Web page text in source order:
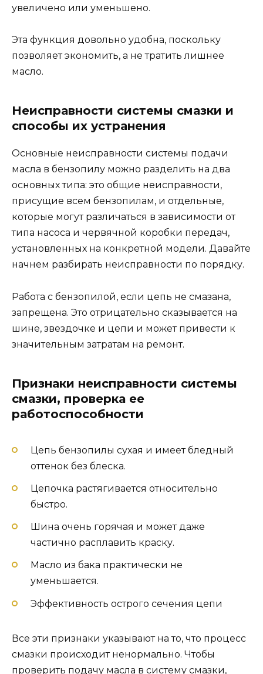
увеличено или уменьшено.
Эта функция довольно удобна, поскольку
позволяет экономить, а не тратить лишнее
масло.
Неисправности системы смазки и
способы их устранения
Основные неисправности системы подачи
масла в бензопилу можно разделить на два
основных типа: это общие неисправности,
присущие всем бензопилам, и отдельные,
которые могут различаться в зависимости от
типа насоса и червячной коробки передач,
установленных на конкретной модели. Давайте
начнем разбирать неисправности по порядку.
Работа с бензопилой, если цепь не смазана,
запрещена. Это отрицательно сказывается на
шине, звездочке и цепи и может привести к
значительным затратам на ремонт.
Признаки неисправности системы
смазки, проверка ее
работоспособности
Цепь бензопилы сухая и имеет бледный
оттенок без блеска.
Цепочка растягивается относительно
быстро.
Шина очень горячая и может даже
частично расплавить краску.
Масло из бака практически не
уменьшается.
Эффективность острого сечения цепи
Все эти признаки указывают на то, что процесс
смазки происходит ненормально. Чтобы
проверить подачу масла в систему смазки,